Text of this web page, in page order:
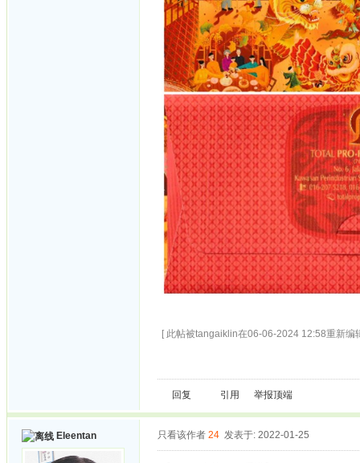
[ 此帖被tangaiklin在06-06-2024 12:58重新编
回复 引用 举报顶端
Eleentan 只看该作者 24 发表于: 2022-01-25